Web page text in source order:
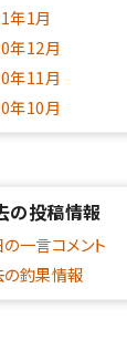
年1月
年12月
年11月
年10月
の投稿情報
一言コメント
の釣果情報